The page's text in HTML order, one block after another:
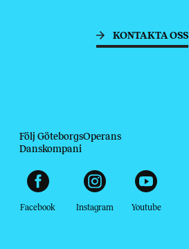
KONTAKTA OSS
Följ GöteborgsOperans
Danskompani
Facebook Instagram Youtube